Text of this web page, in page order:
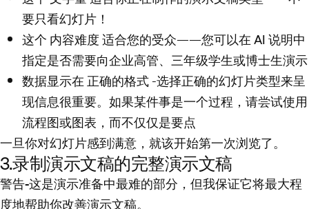
要只看幻灯片！
这个 内容难度适合您的受众——您可以在 AI 说明中
指定是否需要向企业高管、三年级学生或博士生演示
数据显示在正确的格式-选择正确的幻灯片类型来呈
现信息很重要。如果某件事是一个过程，请尝试使用
流程图或图表，而不仅仅是要点
一旦你对幻灯片感到满意，就该开始第一次浏览了。
3.录制演示文稿的完整演示文稿
警告-这是演示准备中最难的部分 ，但我保证它将最大程
度地帮助你改善演示文稿。